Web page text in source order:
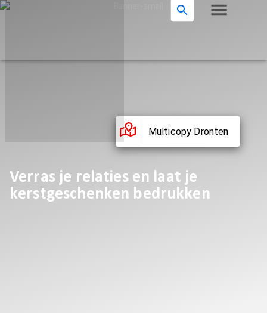
Multicopy Dronten
Verras je relaties en laat je
kerstgeschenken bedrukken